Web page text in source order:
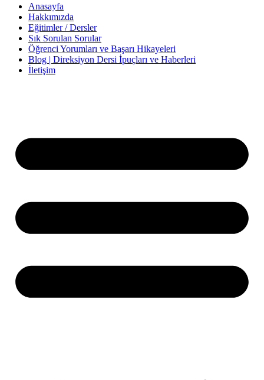
Anasayfa
Hakkımızda
Eğitimler / Dersler
Sık Sorulan Sorular
Öğrenci Yorumları ve Başarı Hikayeleri
Blog | Direksiyon Dersi İpuçları ve Haberleri
İletişim